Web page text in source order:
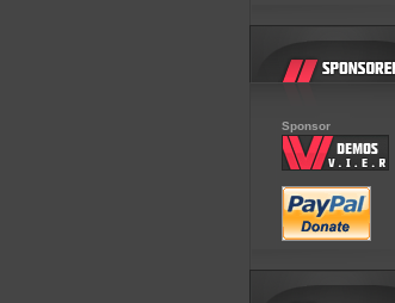
Sponsor